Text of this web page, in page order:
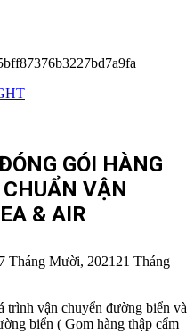
GÓI HÀNG
VẬN
& AIR
Tháng Mười, 2021 21 Tháng
trình vận chuyển đường biển và
biển ( Gom hàng thập cẩm